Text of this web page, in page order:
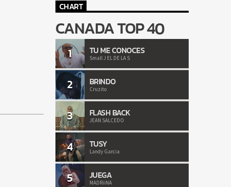
CHART
CANADA TOP 40
1 TU ME CONOCES
Small J EL DE LA S
2 BRINDO
Cruzito
3 FLASH BACK
JEAN SALCEDO
4 TUSY
Landy Garcia
5 JUEGA
MADRiiNA